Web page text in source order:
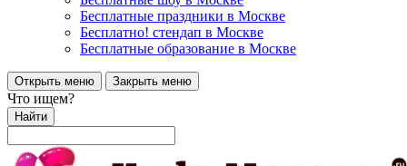
Бесплатные праздники в Москве
Бесплатно! стендап в Москве
Бесплатные образование в Москве
Открыть меню Закрыть меню
Что ищем?
Найти